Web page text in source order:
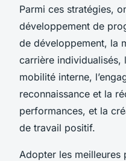
Parmi ces stratégies,
développement de
de développement, la
carrière individualisés,
mobilité interne,
reconnaissance et la
performances, et la
de travail positif.
Adopter les meilleures